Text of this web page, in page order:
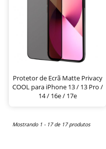
Protetor de Ecrã Matte Privacy
COOL para iPhone 13 / 13 Pro /
14 / 16e / 17e
Mostrando 1 - 17 de 17 produtos